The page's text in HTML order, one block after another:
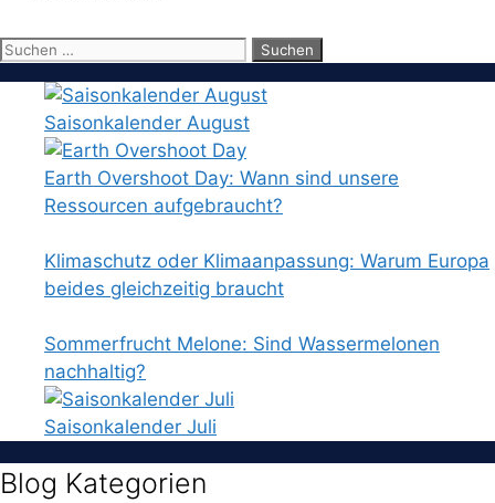
Suchen
Saisonkalender August
Earth Overshoot Day: Wann sind unsere
Ressourcen aufgebraucht?
Klimaschutz oder Klimaanpassung: Warum Europa
beides gleichzeitig braucht
Sommerfrucht Melone: Sind Wassermelonen
nachhaltig?
Saisonkalender Juli
Blog Kategorien